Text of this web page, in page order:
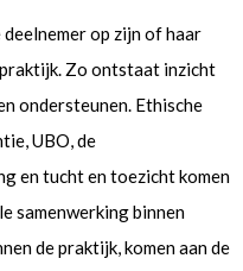
op zijn of haar
Zo ontstaat inzicht
ondersteunen. Ethische
UBO, de
en tucht en toezicht komen
samenwerking binnen
de praktijk, komen aan de